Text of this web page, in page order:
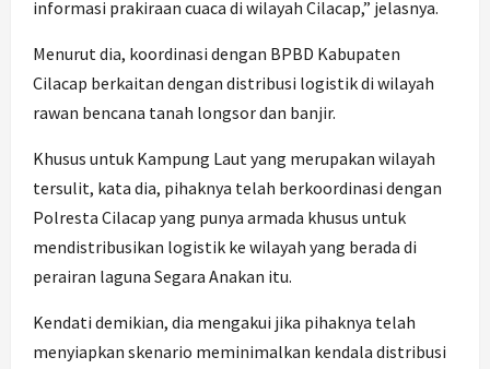
informasi prakiraan cuaca di wilayah Cilacap,” jelasnya.
Menurut dia, koordinasi dengan BPBD Kabupaten
Cilacap berkaitan dengan distribusi logistik di wilayah
rawan bencana tanah longsor dan banjir.
Khusus untuk Kampung Laut yang merupakan wilayah
tersulit, kata dia, pihaknya telah berkoordinasi dengan
Polresta Cilacap yang punya armada khusus untuk
mendistribusikan logistik ke wilayah yang berada di
perairan laguna Segara Anakan itu.
Kendati demikian, dia mengakui jika pihaknya telah
menyiapkan skenario meminimalkan kendala distribusi